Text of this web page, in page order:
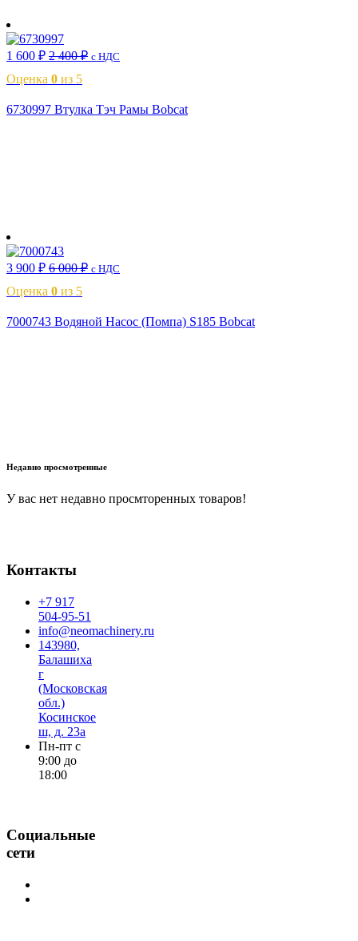
1 600 ₽ 2 400₽ с НДС
Оценка 0 из 5
6730997 Втулка Тэч Рамы Bobcat
3 900 ₽ 6 000₽ с НДС
Оценка 0 из 5
7000743 Водяной Насос (Помпа) S185 Bobcat
Недавно просмотренные
У вас нет недавно просмторенных товаров!
Контакты
+7 917
504-95-51
info@neomachinery.ru
143980,
Балашиха
г
(Московская
обл.)
Косинское
ш, д. 23а
Пн-пт с
9:00 до
18:00
Социальные
сети